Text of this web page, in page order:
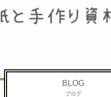
BLOG
ブログ